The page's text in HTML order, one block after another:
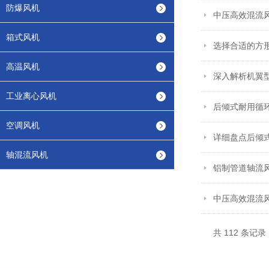
防爆风机
箱式风机
高温风机
工业离心风机
空调风机
轴混流风机
中压高效混流
选择合适的方
深入解析机翼
后倾式耐用循
详细盘点后倾
铝制管道轴流
中压高效混流
共 112 条记